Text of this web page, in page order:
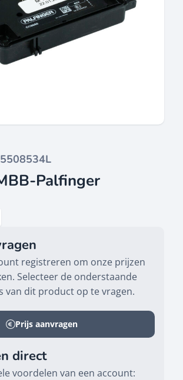
5508534L
Palfinger
registreren om onze prijzen
Selecteer de onderstaande
van dit product op te vragen.
Prijs aanvragen
direct
voordelen van een account: